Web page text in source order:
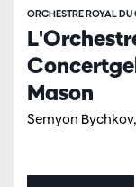
Mason
Semyon
ORCHESTRE ROYAL